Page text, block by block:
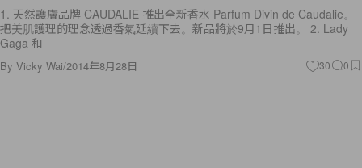
1. 天然護膚品牌 CAUDALIE 推出全新香水 Parfum Divin de Caudalie。
把美肌護理的理念透過香氣延續下去。新品將於9月1日推出。 2. Lady
Gaga 和
By Vicky Wai/2014年8月28日 30 0